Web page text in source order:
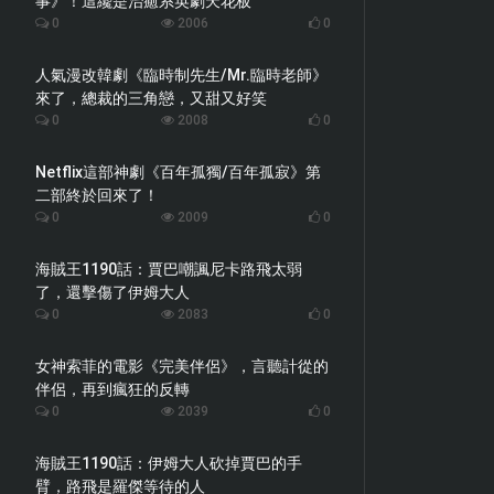
0 2006 0
人氣漫改韓劇《臨時制先生/Mr.臨時老師》
來了，總裁的三角戀，又甜又好笑
0 2008 0
Netflix這部神劇《百年孤獨/百年孤寂》第
二部終於回來了！
0 2009 0
海賊王1190話：賈巴嘲諷尼卡路飛太弱
了，還擊傷了伊姆大人
0 2083 0
女神索菲的電影《完美伴侶》，言聽計從的
伴侶，再到瘋狂的反轉
0 2039 0
海賊王1190話：伊姆大人砍掉賈巴的手
臂，路飛是羅傑等待的人